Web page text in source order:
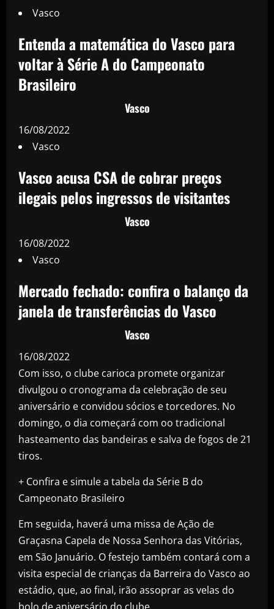
Vasco
Entenda a matemática do Vasco para
voltar à Série A do Campeonato
Brasileiro
Vasco
16/08/2022
Vasco
Vasco acusa CSA de cobrar preços
ilegais pelos ingressos de visitantes
Vasco
16/08/2022
Vasco
Mercado fechado: confira o balanço da
janela de transferências do Vasco
Vasco
16/08/2022
Com isso, o clube carioca promete organizar
divulgou o cronograma da celebração de seu
aniversário e convidou sócios e torcedores. No
domingo, o dia começará com oo tradicional
hasteamento das bandeiras e salva de fogos de 21
tiros.
+ Confira e simule a tabela da Série B do
Campeonato Brasileiro
Em seguida, haverá uma missa de Ação de
Graçasna Capela de Nossa Senhora das Vitórias,
em São Januário. O festejo também contará com a
visita especial de crianças da Barreira do Vasco ao
estádio, que, ao final, irão assoprar as velas do
bolo de aniversário do clube.